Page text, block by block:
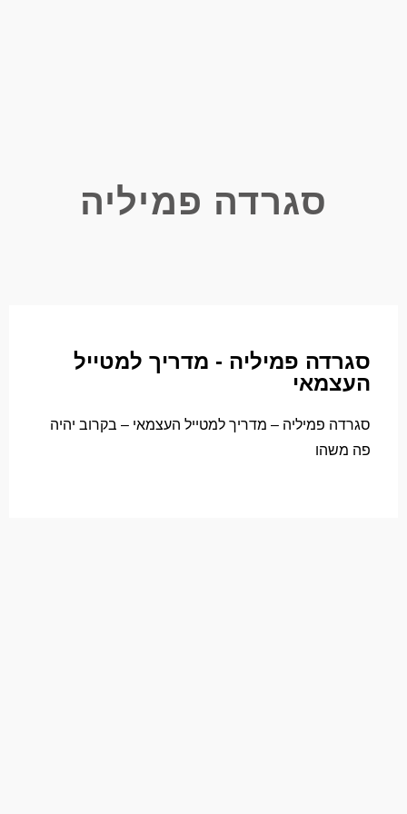
סגרדה פמיליה
סגרדה פמיליה - מדריך למטייל
העצמאי
סגרדה פמיליה – מדריך למטייל העצמאי – בקרוב יהיה
פה משהו